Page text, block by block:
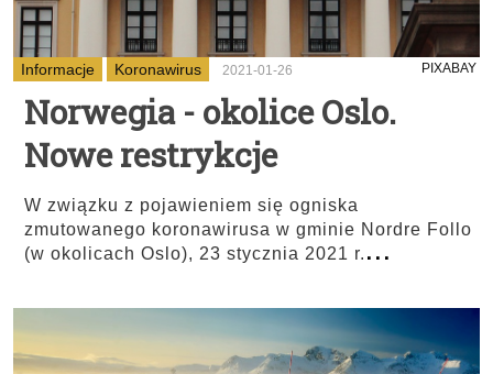
Informacje Koronawirus 2021-01-26 PIXABAY
Norwegia - okolice Oslo.
Nowe restrykcje
W związku z pojawieniem się ogniska
zmutowanego koronawirusa w gminie Nordre Follo
(w okolicach Oslo), 23 stycznia 2021 r. ...